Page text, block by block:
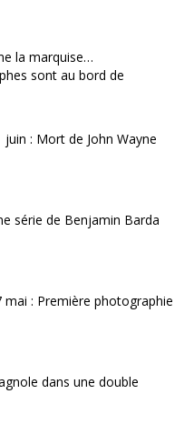
la marquise…
sont au bord de
juin : Mort de John Wayne
série de Benjamin Barda
mai : Première photographie
dans une double